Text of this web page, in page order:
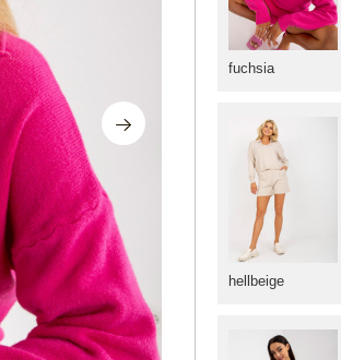
hellbeige
fuchsia